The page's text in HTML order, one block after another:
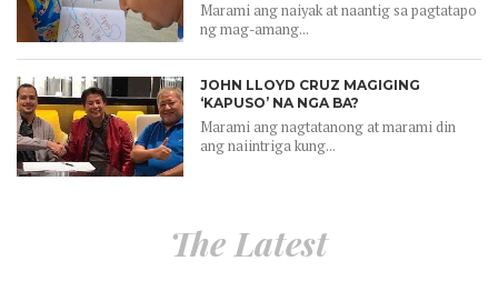
Marami ang naiyak at naantig sa pagtatapo
ng mag-amang...
JOHN LLOYD CRUZ MAGIGING
‘KAPUSO’ NA NGA BA?
Marami ang nagtatanong at marami din
ang naiintriga kung...
The Latest